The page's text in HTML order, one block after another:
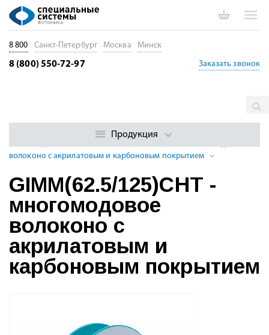
Многомодовые оптические волокна
Градиентные
волоконо с акрилатовым и карбоновым покрытием
GIMM(62.5/125)CHT -
многомодовое
волоконо с
акрилатовым и
карбоновым покрытием
8 800 Санкт-Петербург Москва Минск
8 (800) 550-72-97 Заказать звонок
Продукция